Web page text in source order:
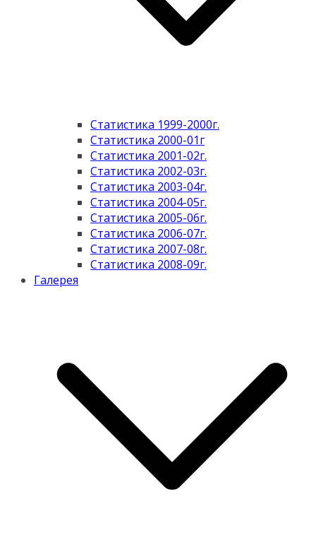
Статистика 1999-2000г.
Статистика 2000-01г
Статистика 2001-02г.
Статистика 2002-03г.
Статистика 2003-04г.
Статистика 2004-05г.
Статистика 2005-06г.
Статистика 2006-07г.
Статистика 2007-08г.
Статистика 2008-09г.
Галерея